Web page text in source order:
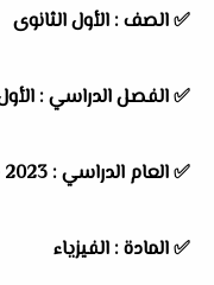
✅الصف : الأول الثانوى
✅الفصل الدراسي :
✅العام الدراسي :
✅المادة : الفيزياء